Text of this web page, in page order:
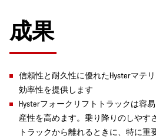
成果
信頼性と耐久性に優れたHysterマテ
効率性を提供します
Hysterフォークリフトトラックは容
産性を高めます。乗り降りのしやす
トラックから離れるときに、特に重